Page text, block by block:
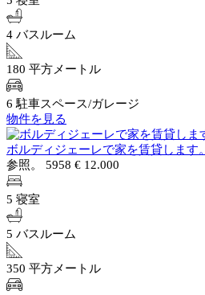
4 バスルーム
180 平方メートル
6 駐車スペース/ガレージ
物件を見る
ボルディジェーレで家を賃貸します。
参照。 5958 € 12.000
5 寝室
5 バスルーム
350 平方メートル